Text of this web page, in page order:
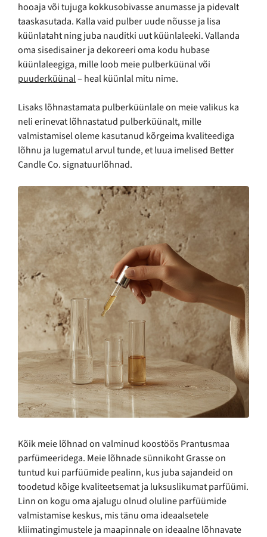
hooaja või tujuga kokkusobivasse anumasse ja pidevalt
taaskasutada. Kalla vaid pulber uude nõusse ja lisa
küünlataht ning juba nauditki uut küünlaleeki. Vallanda
oma sisedisainer ja dekoreeri oma kodu hubase
küünlaleegiga, mille loob meie pulberküünal või
puuderküünal– heal küünlal mitu nime.
Lisaks lõhnastamata pulberküünlale on meie valikus ka
neli erinevat lõhnastatud pulberküünalt, mille
valmistamisel oleme kasutanud kõrgeima kvaliteediga
lõhnu ja lugematul arvul tunde, et luua imelised Better
Candle Co. signatuurlõhnad.
Kõik meie lõhnad on valminud koostöös Prantusmaa
parfümeeridega. Meie lõhnade sünnikoht Grasse on
tuntud kui parfüümide pealinn, kus juba sajandeid on
toodetud kõige kvaliteetsemat ja luksuslikumat parfüümi.
Linn on kogu oma ajalugu olnud oluline parfüümide
valmistamise keskus, mis tänu oma ideaalsetele
kliimatingimustele ja maapinnale on ideaalne lõhnavate